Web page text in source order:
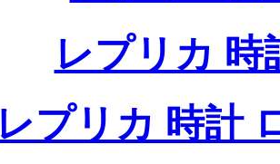
レプリカ 時
レプリカ 時計